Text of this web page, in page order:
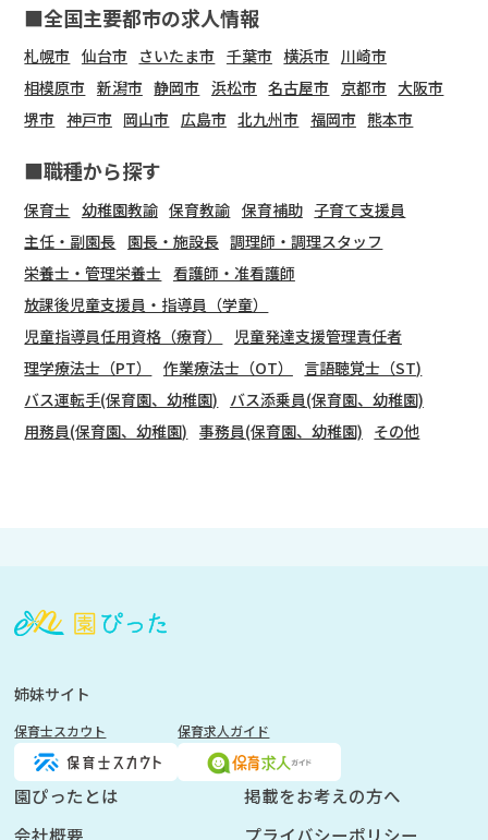
■全国主要都市の求人情報
札幌市 仙台市 さいたま市 千葉市 横浜市 川崎市
相模原市 新潟市 静岡市 浜松市 名古屋市 京都市 大阪市
堺市 神戸市 岡山市 広島市 北九州市 福岡市 熊本市
■職種から探す
保育士 幼稚園教諭 保育教諭 保育補助 子育て支援員
主任・副園長 園長・施設長 調理師・調理スタッフ
栄養士・管理栄養士 看護師・准看護師
放課後児童支援員・指導員（学童）
児童指導員任用資格（療育）
児童発達支援管理責任者
理学療法士（PT）
作業療法士（OT）
言語聴覚士（ST)
バス運転手(保育園、幼稚園)
バス添乗員(保育園、幼稚園)
用務員(保育園、幼稚園) 事務員(保育園、幼稚園) その他
登
く
姉妹サイト
保育士スカウト 保育求人ガイド
園ぴったとは
掲載をお考えの方へ
会社概要
プライバシーポリシー